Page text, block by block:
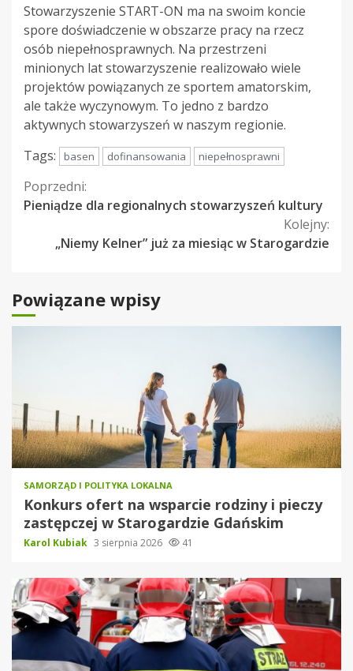
Stowarzyszenie START-ON ma na swoim koncie
spore doświadczenie w obszarze pracy na rzecz
osób niepełnosprawnych. Na przestrzeni
minionych lat stowarzyszenie realizowało wiele
projektów powiązanych ze sportem amatorskim,
ale także wyczynowym. To jedno z bardzo
aktywnych stowarzyszeń w naszym regionie.
Tags:
basen dofinansowania niepełnosprawni
Kontynuuj
czytanie
Poprzedni:
Pieniądze dla regionalnych stowarzyszeń kultury
Kolejny:
„Niemy Kelner” już za miesiąc w Starogardzie
Powiązane wpisy
SAMORZĄD I POLITYKA LOKALNA
Konkurs ofert na wsparcie rodziny i pieczy
zastępczej w Starogardzie Gdańskim
Karol Kubiak 3 sierpnia 2026 41